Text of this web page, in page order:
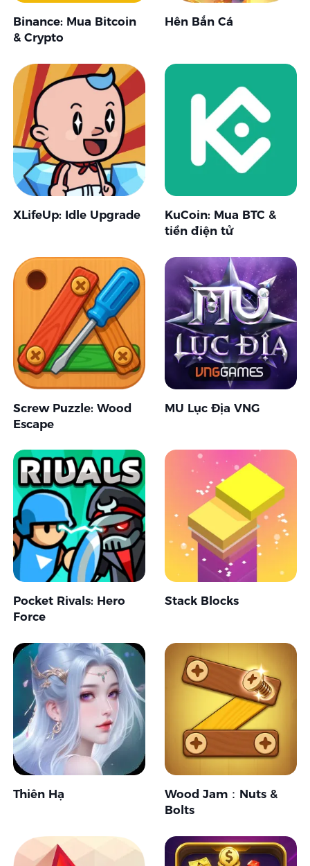
Binance: Mua Bitcoin
& Crypto
Hên Bắn Cá
XLifeUp: Idle Upgrade
KuCoin: Mua BTC &
tiền điện tử
Screw Puzzle: Wood
Escape
MU Lục Địa VNG
Pocket Rivals: Hero
Force
Stack Blocks
Thiên Hạ
Wood Jam：Nuts &
Bolts